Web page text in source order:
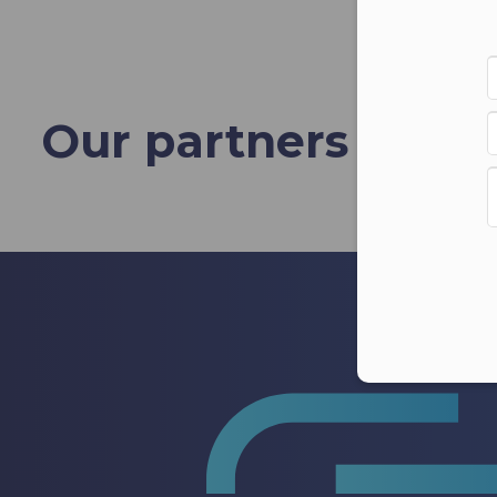
Our partners